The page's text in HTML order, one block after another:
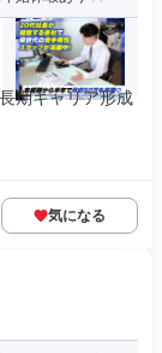
期キャリア形成
気になる